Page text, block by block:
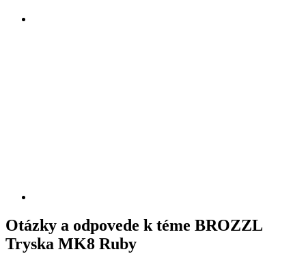
Otázky a odpovede k téme BROZZL
Tryska MK8 Ruby